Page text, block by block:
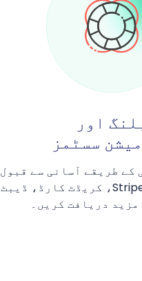
اور
سسٹمز
کے طریقے آسانی سے قبول
کریں: Stripe، PayPal، کریڈٹ کارڈ، ڈیبٹ
دریافت کریں۔